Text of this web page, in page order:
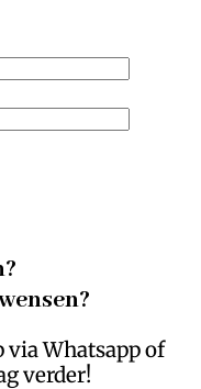
via Whatsapp of
verder!